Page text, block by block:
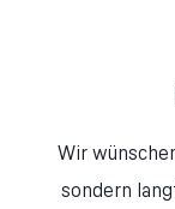
Wir
sondern